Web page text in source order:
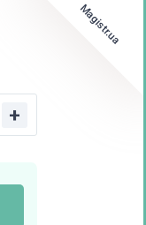
Magistr.ua
+